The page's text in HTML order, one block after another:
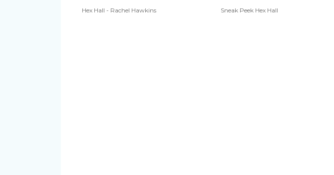
Hex Hall - Rachel Hawkins Sneak Peek Hex Hall